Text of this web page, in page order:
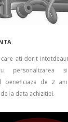
ati dorit
personalizarea
beneficiaza de 2
la data achizitiei.